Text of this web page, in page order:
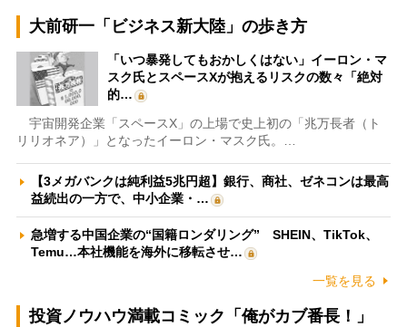
大前研一「ビジネス新大陸」の歩き方
「いつ暴発してもおかしくはない」イーロン・マ
スク氏とスペースXが抱えるリスクの数々「絶対
的…
宇宙開発企業「スペースX」の上場で史上初の「兆万長者（ト
リリオネア）」となったイーロン・マスク氏。…
【3メガバンクは純利益5兆円超】銀行、商社、ゼネコンは最高
益続出の一方で、中小企業・…
急増する中国企業の“国籍ロンダリング” SHEIN、TikTok、
Temu…本社機能を海外に移転させ…
一覧を見る
投資ノウハウ満載コミック「俺がカブ番長！」